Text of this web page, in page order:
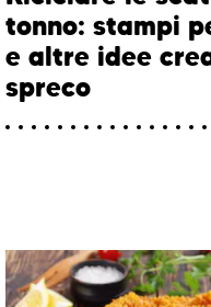
tonno: stampi
e altre idee
spreco